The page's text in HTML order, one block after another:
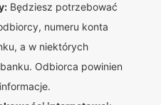
Będziesz potrzebować
numeru konta
a w niektórych
Odbiorca powinien